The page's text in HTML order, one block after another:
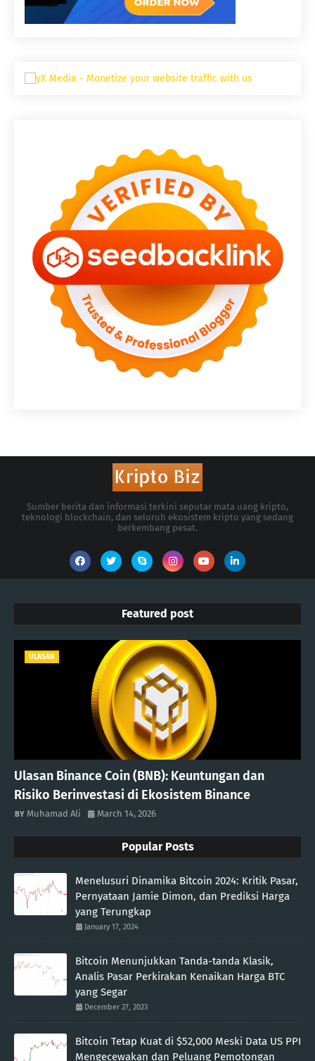
Sumber berita dan informasi terkini seputar mata uang kripto,
teknologi blockchain, dan seluruh ekosistem kripto yang sedang
berkembang pesat.
Featured post
ULASAN
Ulasan Binance Coin (BNB): Keuntungan dan
Risiko Berinvestasi di Ekosistem Binance
Muhamad Ali March 14, 2026
Popular Posts
Menelusuri Dinamika Bitcoin 2024: Kritik Pasar,
Pernyataan Jamie Dimon, dan Prediksi Harga
yang Terungkap
January 17, 2024
Bitcoin Menunjukkan Tanda-tanda Klasik,
Analis Pasar Perkirakan Kenaikan Harga BTC
yang Segar
December 27, 2023
Bitcoin Tetap Kuat di $52,000 Meski Data US PPI
Mengecewakan dan Peluang Pemotongan